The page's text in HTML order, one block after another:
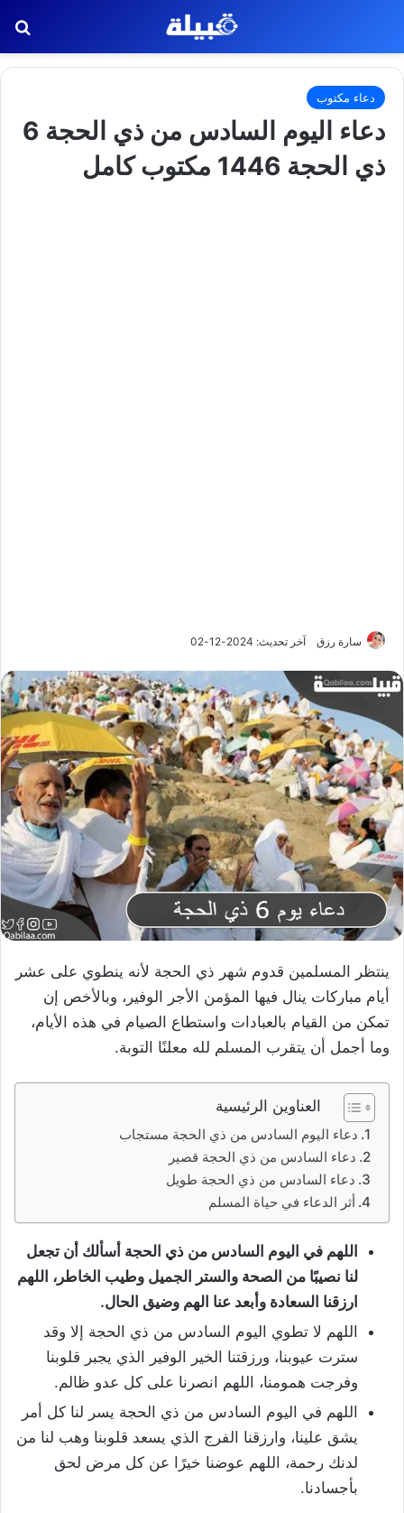
دعاء مكتوب
دعاء اليوم السادس من ذي الحجة 6
ذي الحجة 1446 مكتوب كامل
سارة رزق آخر تحديث: 2024-12-02
ينتظر المسلمين قدوم شهر ذي الحجة لأنه ينطوي على عشر
أيام مباركات ينال فيها المؤمن الأجر الوفير، وبالأخص إن
تمكن من القيام بالعبادات واستطاع الصيام في هذه الأيام،
وما أجمل أن يتقرب المسلم لله معلنًا التوبة.
العناوين الرئيسية
دعاء اليوم السادس من ذي الحجة مستجاب
دعاء السادس من ذي الحجة قصير
دعاء السادس من ذي الحجة طويل
أثر الدعاء في حياة المسلم
اللهم في اليوم السادس من ذي الحجة أسألك أن تجعل
لنا نصيبًا من الصحة والستر الجميل وطيب الخاطر، اللهم
ارزقنا السعادة وأبعد عنا الهم وضيق الحال.
اللهم لا تطوي اليوم السادس من ذي الحجة إلا وقد
سترت عيوبنا، ورزقتنا الخير الوفير الذي يجبر قلوبنا
وفرجت همومنا، اللهم انصرنا على كل عدو ظالم.
اللهم في اليوم السادس من ذي الحجة يسر لنا كل أمر
يشق علينا، وارزقنا الفرج الذي يسعد قلوبنا وهب لنا من
لدنك رحمة، اللهم عوضنا خيرًا عن كل مرض لحق
بأجسادنا.